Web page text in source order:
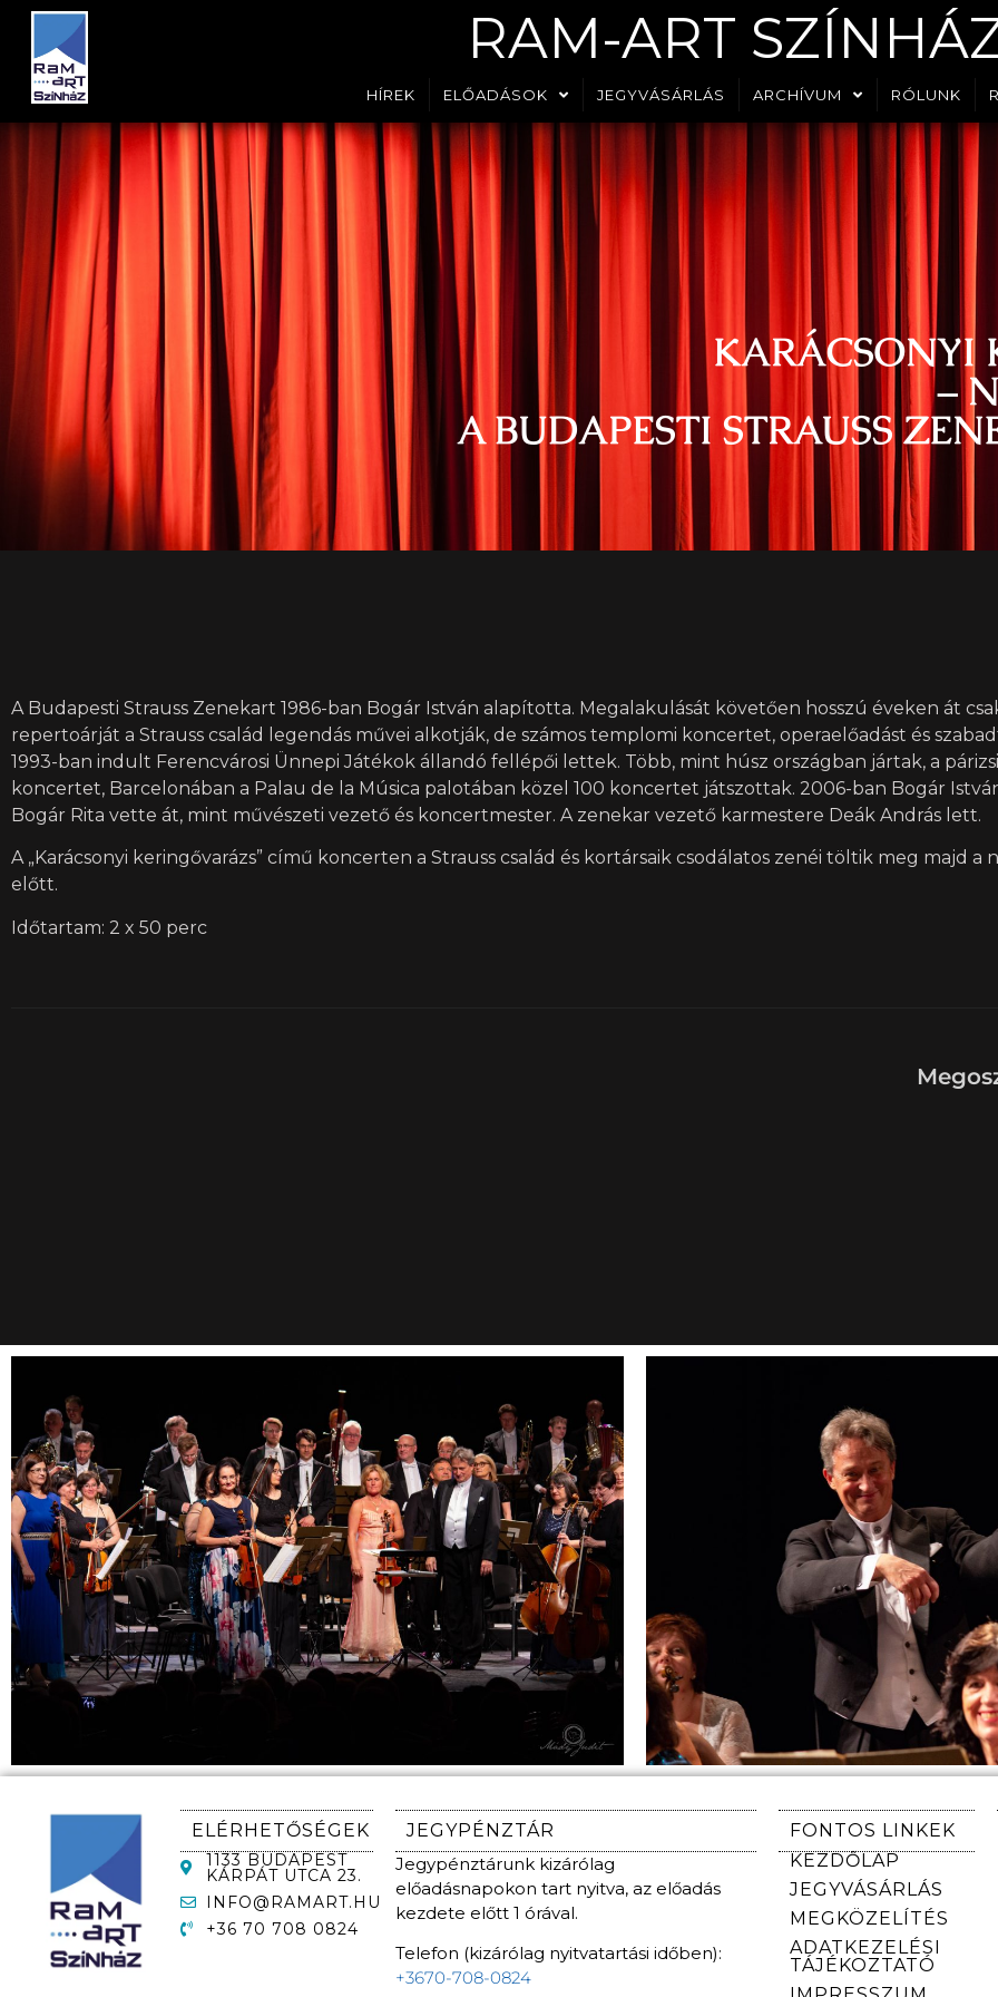
RAM-ART
HÍREK ELŐADÁSOK JEGYVÁSÁRLÁS ARCHÍVUM RÓLUNK
KARÁCSONYI
–
A BUDAPESTI STRAUSS
A Budapesti Strauss Zenekart 1986-ban Bogár István alapította. Megalakulását követően hosszú éveken át
repertoárját a Strauss család legendás művei alkotják, de számos templomi koncertet, operaelőadást és
1993-ban indult Ferencvárosi Ünnepi Játékok állandó fellépői lettek. Több, mint húsz országban jártak, a
koncertet, Barcelonában a Palau de la Música palotában közel 100 koncertet játszottak. 2006-ban Bogár
Bogár Rita vette át, mint művészeti vezető és koncertmester. A zenekar vezető karmestere Deák András lett.
A „Karácsonyi keringővarázs” című koncerten a Strauss család és kortársaik csodálatos zenéi töltik meg majd
előtt.
Időtartam: 2 x 50 perc
ELÉRHETŐSÉGEK
1133 BUDAPEST
KÁRPÁT UTCA 23.
INFO@RAMART.HU
+36 70 708 0824
JEGYPÉNZTÁR
Jegypénztárunk kizárólag
előadásnapokon tart nyitva, az előadás
kezdete előtt 1 órával.
Telefon (kizárólag nyitvatartási időben):
+3670-708-0824
FONTOS LINKEK
KEZDŐLAP
JEGYVÁSÁRLÁS
MEGKÖZELÍTÉS
ADATKEZELÉSI
TÁJÉKOZTATÓ